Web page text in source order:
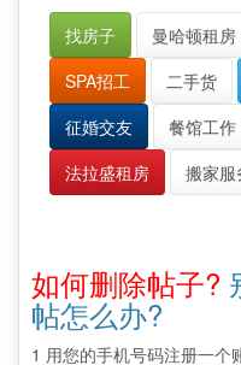
找房子 曼哈顿租房
SPA招工
二手货
征婚交友
餐馆工作
法拉盛租房
搬家服
如何删除帖子?
帖怎么办?
1 用您的手机号码注册一个